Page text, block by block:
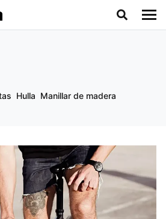
Hulla Manillar de madera